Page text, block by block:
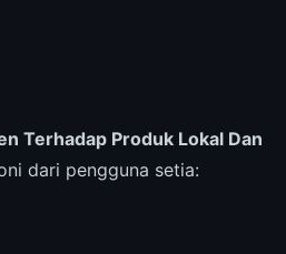
Terhadap Produk Lokal Dan
dari pengguna setia: